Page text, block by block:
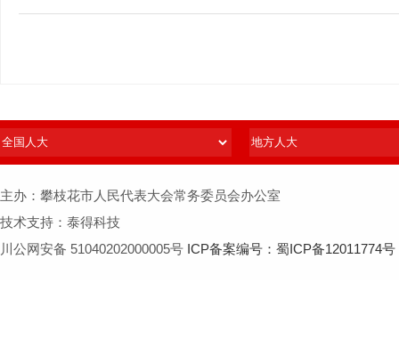
主办：攀枝花市人民代表大会常务委员会办公室
技术支持：泰得科技
川公网安备 51040202000005号 ICP备案编号：蜀ICP备12011774号